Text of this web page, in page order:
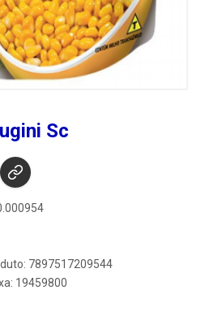
Sc
7897517209544
19459800